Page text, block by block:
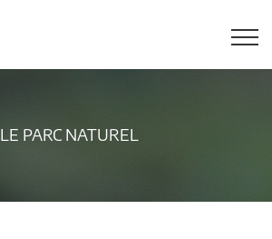
LE PARC NATUREL